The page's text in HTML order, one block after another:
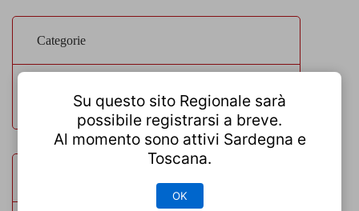
Categorie
Luoghi da visitare 3
Su questo sito Regionale sarà
possibile registrarsi a breve.
Al momento sono attivi Sardegna e
Toscana.
OK